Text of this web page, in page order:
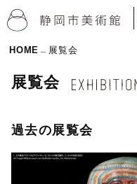
HOME 展覧会
展覧会
過去の展覧会